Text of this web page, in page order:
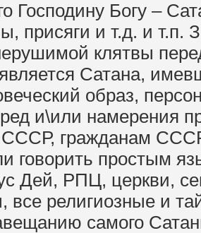
Господину Богу –
присяги и т.д. и т.п.
клятвы
Сатана,
образ,
и\или намерения
гражданам
говорить простым
Дей, РПЦ, церкви,
все религиозные и
самого